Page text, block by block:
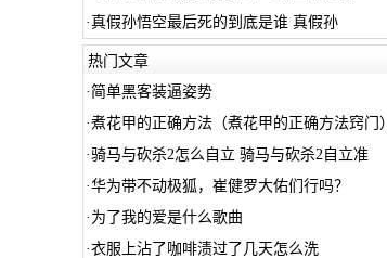
·真假孙悟空最后死的到底是谁 真假孙
热门文章
·简单黑客装逼姿势
·煮花甲的正确方法（煮花甲的正确方法窍门）
·骑马与砍杀2怎么自立 骑马与砍杀2自立准
·华为带不动极狐，崔健罗大佑们行吗？
· 为了我的爱是什么歌曲
·衣服上沾了咖啡渍过了几天怎么洗